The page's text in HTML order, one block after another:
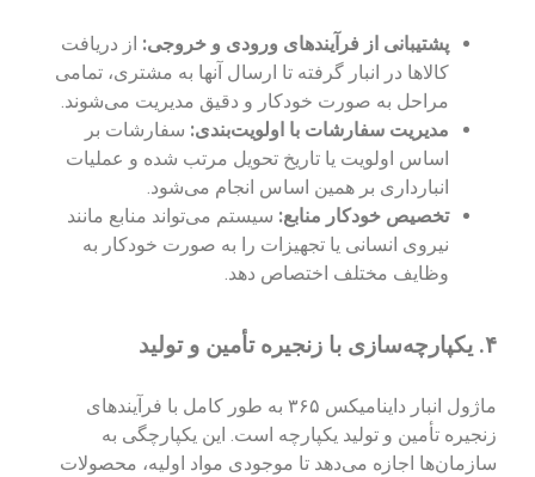
پشتیبانی از فرآیندهای ورودی و خروجی: از دریافت
کالاها در انبار گرفته تا ارسال آنها به مشتری، تمامی
مراحل به صورت خودکار و دقیق مدیریت می‌شوند.
مدیریت سفارشات با اولویت‌بندی: سفارشات بر
اساس اولویت یا تاریخ تحویل مرتب شده و عملیات
انبارداری بر همین اساس انجام می‌شود.
تخصیص خودکار منابع: سیستم می‌تواند منابع مانند
نیروی انسانی یا تجهیزات را به صورت خودکار به
وظایف مختلف اختصاص دهد.
۴. یکپارچه‌سازی با زنجیره تأمین و تولید
ماژول انبار داینامیکس ۳۶۵ به طور کامل با فرآیندهای
زنجیره تأمین و تولید یکپارچه است. این یکپارچگی به
سازمان‌ها اجازه می‌دهد تا موجودی مواد اولیه، محصولات